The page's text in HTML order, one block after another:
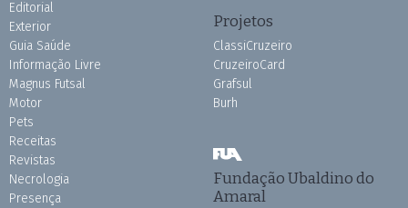
Editorial
Exterior
Guia Saúde
Informação Livre
Magnus Futsal
Motor
Pets
Receitas
Revistas
Necrologia
Presença
Projetos
ClassiCruzeiro
CruzeiroCard
Grafsul
Burh
Fundação Ubaldino do
Amaral